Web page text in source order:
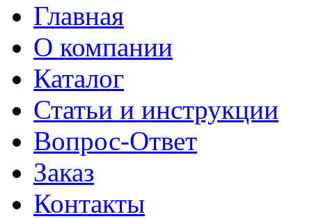
Главная
О компании
Каталог
Статьи и инструкции
Вопрос-Ответ
Заказ
Контакты